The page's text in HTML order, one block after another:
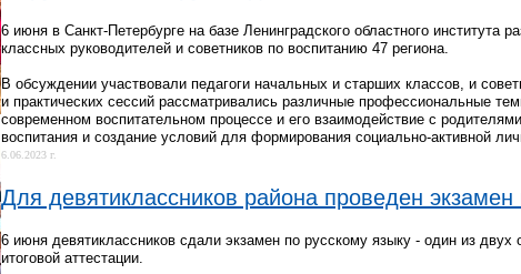
6 июня в Санкт-Петербурге на базе Ленинградского областного института
классных руководителей и советников по воспитанию 47 региона.
В обсуждении участвовали педагоги начальных и старших классов, и
и практических сессий рассматривались различные профессиональные
современном воспитательном процессе и его взаимодействие с
воспитания и создание условий для формирования социально-активной
6.06.2023 г.
Для девятиклассников района проведен экзамен
6 июня девятиклассников сдали экзамен по русскому языку - один из двух
итоговой аттестации.